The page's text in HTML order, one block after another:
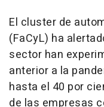
El cluster de
(FaCyL) ha
sector han
anterior a la
hasta el 40 por
de las empresas